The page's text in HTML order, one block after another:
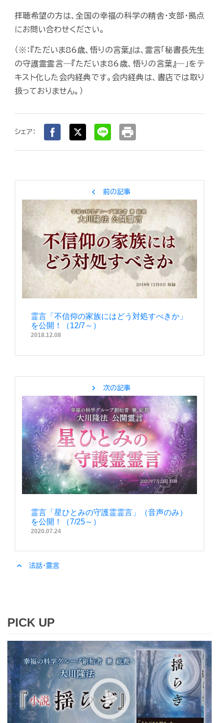
拝聴希望の方は、全国の幸福の科学の精舎・支部・拠点
にお問い合わせください。
（※：『ただいま86歳、悟りの言葉』は、霊言「秘書長先生
の守護霊霊言―『ただいま86歳、悟りの言葉』―」をテ
キスト化した会内経典です。会内経典は、書店では取り
扱っておりません。）
シェア： print
chevron_left 前の記事
霊言「不信仰の家族にはどう対処すべきか」
を公開！（12/7～）
2018.12.08
chevron_right 次の記事
霊言「星ひとみの守護霊霊言」（音声のみ）
を公開！（7/25～）
2020.07.24
expand_less 法話・霊言
PICK UP